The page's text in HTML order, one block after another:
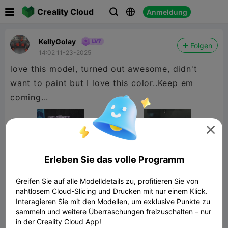
Creality Cloud   Anmeldung
KellyGolay
14:02 11-23-2025
Folgen
love this model, turned out awesome, didn't
want to paint but I love this color..Keep em
coming...

Erleben Sie das volle Programm
Greifen Sie auf alle Modelldetails zu, profitieren Sie von
nahtlosem Cloud-Slicing und Drucken mit nur einem Klick.
Interagieren Sie mit den Modellen, um exklusive Punkte zu
sammeln und weitere Überraschungen freizuschalten – nur
in der Creality Cloud App!